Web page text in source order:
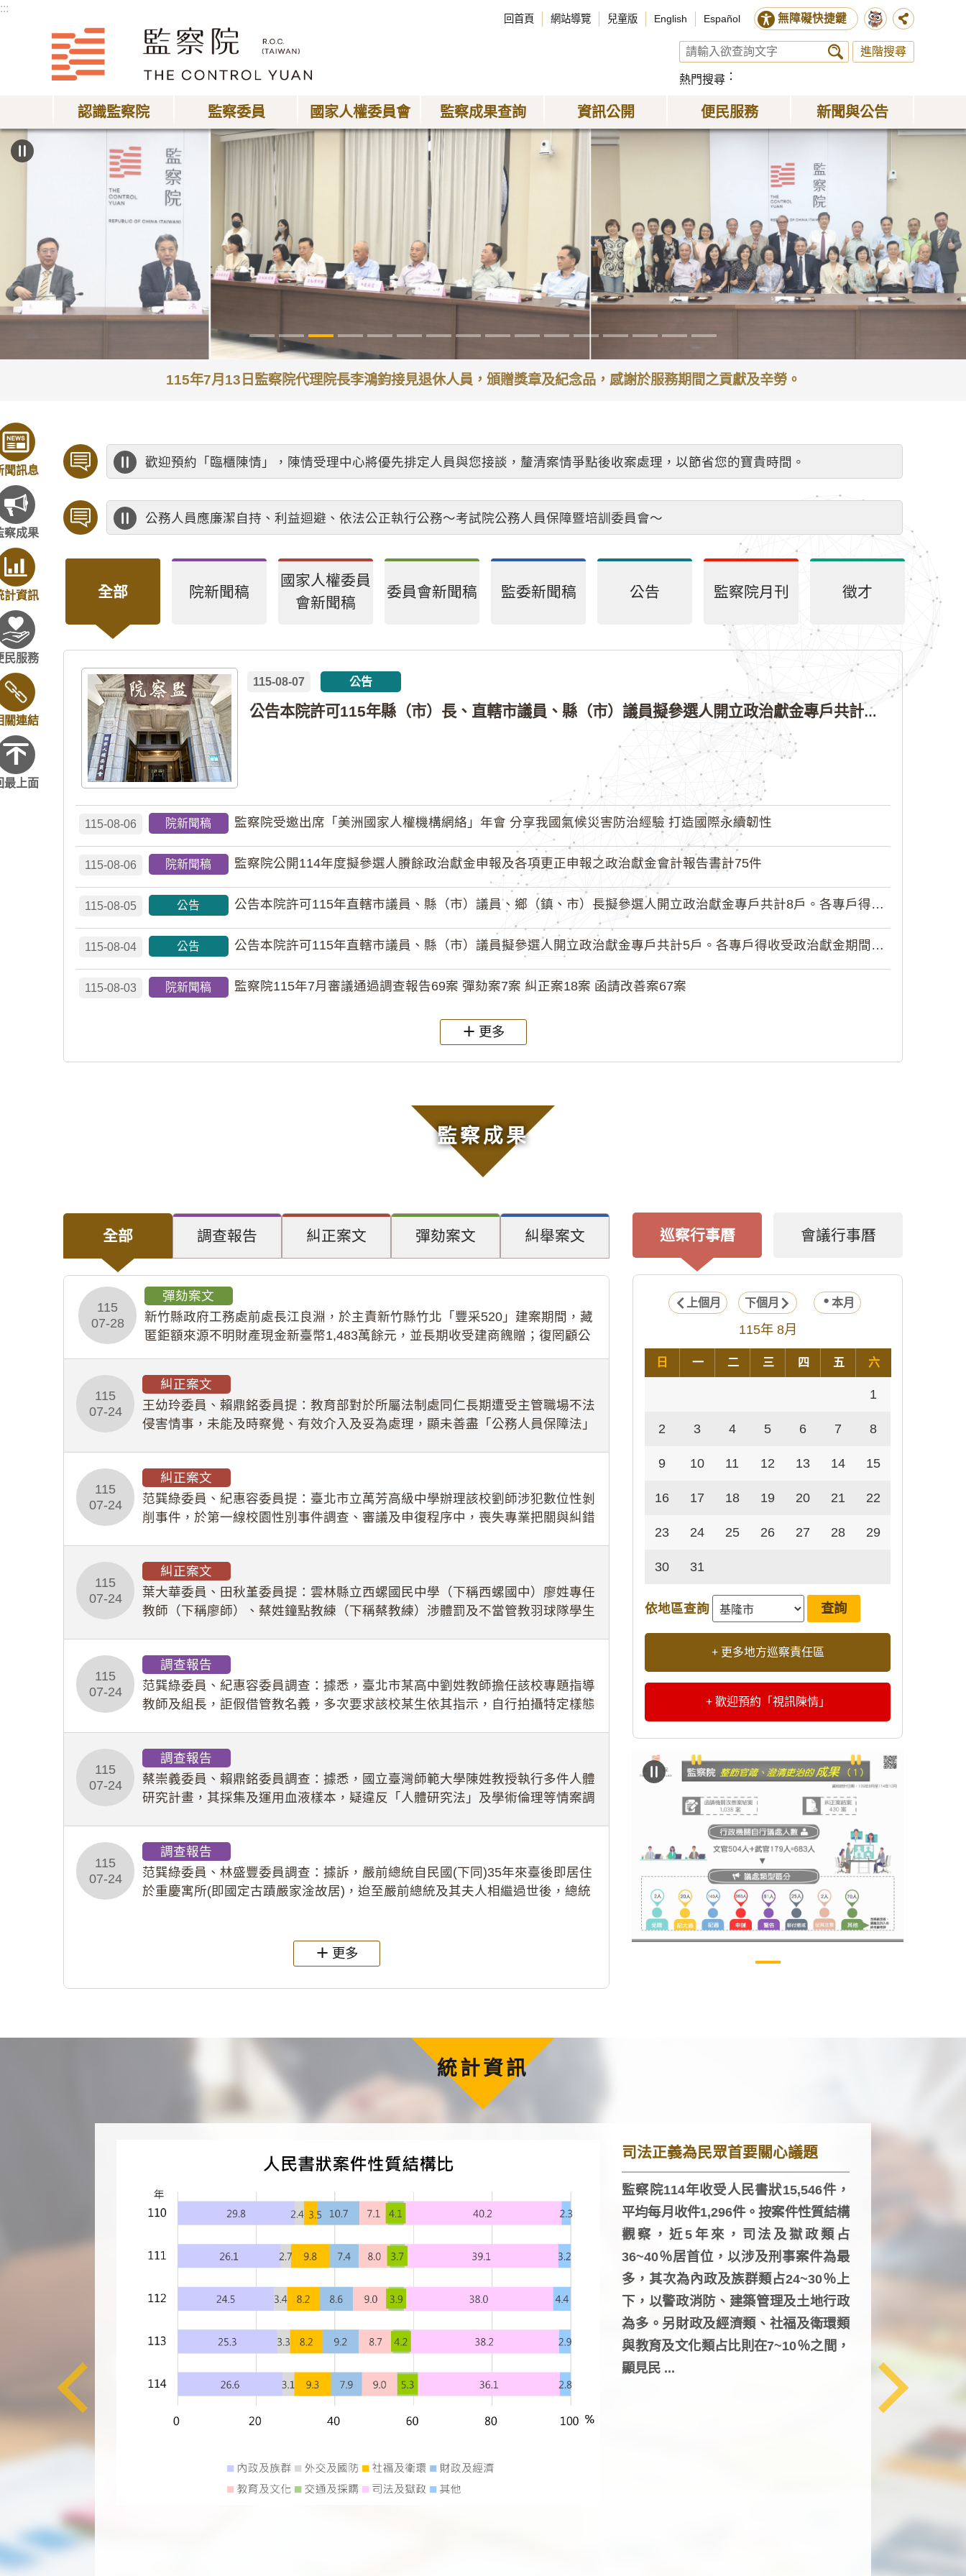
:::
回首頁 網站導覽 兒童版 English Español 無障礙快捷鍵
進階搜尋
熱門搜尋
認識監察院 監察委員 國家人權委員會 監察成果查詢 資訊公開 便民服務 新聞與公告
:::
115年7月13日監察院代理院長李鴻鈞接見退休人員，頒贈獎章及紀念品，感謝於服務期間之貢獻及辛勞。
聞訊息
察成果
計資訊
民服務
關連結
最上面
歡迎預約「臨櫃陳情」，陳情受理中心將優先排定人員與您接談，釐清案情爭點後收案處理，以節省您的寶貴時間。
公務人員應廉潔自持、利益迴避、依法公正執行公務～考試院公務人員保障暨培訓委員會～
全部 院新聞稿
國家人權委員
會新聞稿
委員會新聞稿 監委新聞稿 公告 監察院月刊 徵才
公告本院許可115年縣（市）長、直轄市議員、縣（市）議員擬參選人開立政治獻金專戶共計4戶。各專戶得收受政治獻金期間為自專戶許可設立日起至115年11月27日止，專戶名冊詳如附件。
115-08-07 公告
115-08-06 院新聞稿 監察院受邀出席「美洲國家人權機構網絡」年會 分享我國氣候災害防治經驗 打造國際永續韌性
115-08-06 院新聞稿 監察院公開114年度擬參選人賸餘政治獻金申報及各項更正申報之政治獻金會計報告書計75件
115-08-05 公告 公告本院許可115年直轄市議員、縣（市）議員、鄉（鎮、市）長擬參選人開立政治獻金專戶共計8戶。各專戶得收受...
115-08-04 公告 公告本院許可115年直轄市議員、縣（市）議員擬參選人開立政治獻金專戶共計5戶。各專戶得收受政治獻金期間為自...
115-08-03 院新聞稿 監察院115年7月審議通過調查報告69案 彈劾案7案 糾正案18案 函請改善案67案
更多
監察成果
全部 調查報告 糾正案文 彈劾案文 糾舉案文
115
07-28
彈劾案文
新竹縣政府工務處前處長江良淵，於主責新竹縣竹北「豐采520」建案期間，藏
匿鉅額來源不明財產現金新臺幣1,483萬餘元，並長期收受建商餽贈；復罔顧公
115
07-24
糾正案文
王幼玲委員、賴鼎銘委員提：教育部對於所屬法制處同仁長期遭受主管職場不法
侵害情事，未能及時察覺、有效介入及妥為處理，顯未善盡「公務人員保障法」
115
07-24
糾正案文
范巽綠委員、紀惠容委員提：臺北市立萬芳高級中學辦理該校劉師涉犯數位性剝
削事件，於第一線校園性別事件調查、審議及申復程序中，喪失專業把關與糾錯
115
07-24
糾正案文
葉大華委員、田秋堇委員提：雲林縣立西螺國民中學（下稱西螺國中）廖姓專任
教師（下稱廖師）、蔡姓鐘點教練（下稱蔡教練）涉體罰及不當管教羽球隊學生
115
07-24
調查報告
范巽綠委員、紀惠容委員調查：據悉，臺北市某高中劉姓教師擔任該校專題指導
教師及組長，詎假借管教名義，多次要求該校某生依其指示，自行拍攝特定樣態
115
07-24
調查報告
蔡崇義委員、賴鼎銘委員調查：據悉，國立臺灣師範大學陳姓教授執行多件人體
研究計畫，其採集及運用血液樣本，疑違反「人體研究法」及學術倫理等情案調
115
07-24
調查報告
范巽綠委員、林盛豐委員調查：據訴，嚴前總統自民國(下同)35年來臺後即居住
於重慶寓所(即國定古蹟嚴家淦故居)，迨至嚴前總統及其夫人相繼過世後，總統
更多
巡察行事曆 會議行事曆
上個月 下個月 本月
115年 8月
日 一 二 三 四 五 六
1
2 3 4 5 6 7 8
9 10 11 12 13 14 15
16 17 18 19 20 21 22
23 24 25 26 27 28 29
30 31
依地區查詢
+ 更多地方巡察責任區
+ 歡迎預約「視訊陳情」
統計資訊
司法正義為民眾首要關心議題
監察院114年收受人民書狀15,546件，
平均每月收件1,296件。按案件性質結構
觀察，近5年來，司法及獄政類占
36~40％居首位，以涉及刑事案件為最
多，其次為內政及族群類占24~30％上
下，以警政消防、建築管理及土地行政
為多。另財政及經濟類、社福及衛環類
與教育及文化類占比則在7~10％之間，
顯見民 ...